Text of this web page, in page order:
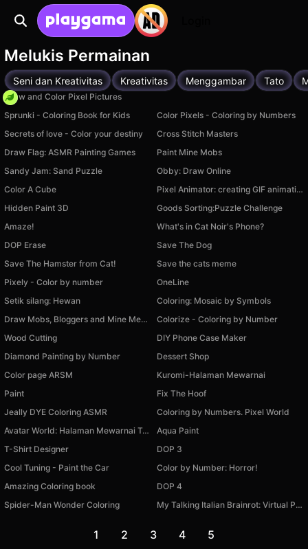
Melukis Permainan
Seni dan Kreativitas Kreativitas Menggambar Tato
Draw and Color Pixel Pictures
Sprunki - Coloring Book for Kids
Color Pixels - Coloring by Numbers
Secrets of love - Color your destiny
Cross Stitch Masters
Draw Flag: ASMR Painting Games
Paint Mine Mobs
Sandy Jam: Sand Puzzle
Obby: Draw Online
Color A Cube
Pixel Animator: creating GIF animation
Hidden Paint 3D
Goods Sorting:Puzzle Challenge
Amaze!
What's in Cat Noir's Phone?
DOP Erase
Save The Dog
Save The Hamster from Cat!
Save the cats meme
Pixely - Color by number
OneLine
Setik silang: Hewan
Coloring: Mosaic by Symbols
Draw Mobs, Bloggers and Mine Memes!
Colorize - Coloring by Number
Wood Cutting
DIY Phone Case Maker
Diamond Painting by Number
Dessert Shop
Color page ARSM
Kuromi-Halaman Mewarnai
Paint
Fix The Hoof
Jeally DYE Coloring ASMR
Coloring by Numbers. Pixel World
Avatar World: Halaman Mewarnai Terbaik
Aqua Paint
T-Shirt Designer
DOP 3
Cool Tuning - Paint the Car
Color by Number: Horror!
Amazing Coloring book
DOP 4
Spider-Man Wonder Coloring
My Talking Italian Brainrot: Virtual Pet for Kids
1 2 3 4 5